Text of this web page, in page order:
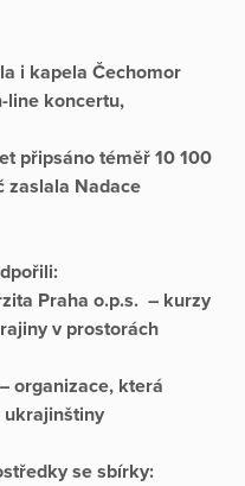
i kapela Čechomor
line koncertu,
připsáno téměř 10 100
zaslala Nadace
Praha o.p.s. – kurzy
v prostorách
organizace, která
ukrajinštiny
se sbírky: